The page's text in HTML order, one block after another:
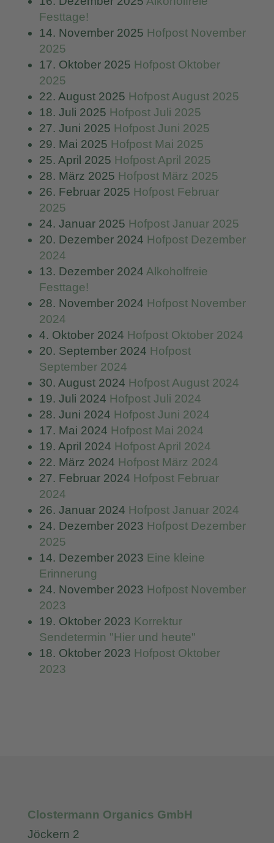
Festtage!
14. November 2025 Hofpost November
2025
17. Oktober 2025 Hofpost Oktober
2025
22. August 2025 Hofpost August 2025
18. Juli 2025 Hofpost Juli 2025
27. Juni 2025 Hofpost Juni 2025
29. Mai 2025 Hofpost Mai 2025
25. April 2025 Hofpost April 2025
28. März 2025 Hofpost März 2025
26. Februar 2025 Hofpost Februar
2025
24. Januar 2025 Hofpost Januar 2025
20. Dezember 2024 Hofpost Dezember
2024
13. Dezember 2024 Alkoholfreie
Festtage!
28. November 2024 Hofpost November
2024
4. Oktober 2024 Hofpost Oktober 2024
20. September 2024 Hofpost
September 2024
30. August 2024 Hofpost August 2024
19. Juli 2024 Hofpost Juli 2024
28. Juni 2024 Hofpost Juni 2024
17. Mai 2024 Hofpost Mai 2024
19. April 2024 Hofpost April 2024
22. März 2024 Hofpost März 2024
27. Februar 2024 Hofpost Februar
2024
26. Januar 2024 Hofpost Januar 2024
24. Dezember 2023 Hofpost Dezember
2025
14. Dezember 2023 Eine kleine
Erinnerung
24. November 2023 Hofpost November
2023
19. Oktober 2023 Korrektur
Sendetermin "Hier und heute"
18. Oktober 2023 Hofpost Oktober
2023
Clostermann Organics GmbH
Jöckern 2